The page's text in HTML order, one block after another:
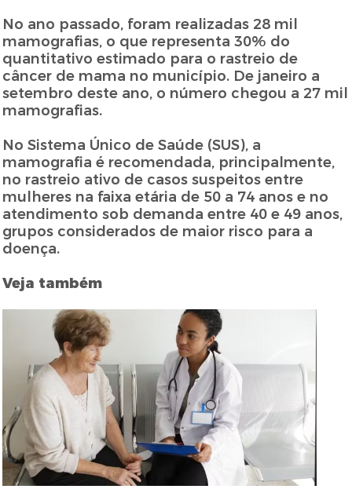
No ano passado, foram realizadas 28 mil
mamografias, o que representa 30% do
quantitativo estimado para o rastreio de
câncer de mama no município. De janeiro a
setembro deste ano, o número chegou a 27 mil
mamografias.
No Sistema Único de Saúde (SUS), a
mamografia é recomendada, principalmente,
no rastreio ativo de casos suspeitos entre
mulheres na faixa etária de 50 a 74 anos e no
atendimento sob demanda entre 40 e 49 anos,
grupos considerados de maior risco para a
doença.
Veja também